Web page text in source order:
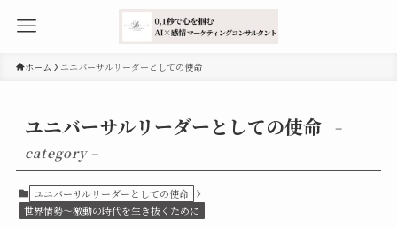
ホーム ユニバーサルリーダーとしての使命
ユニバーサルリーダーとしての使命
–
category –
ユニバーサルリーダーとしての使命
世界情勢〜激動の時代を生き抜くために